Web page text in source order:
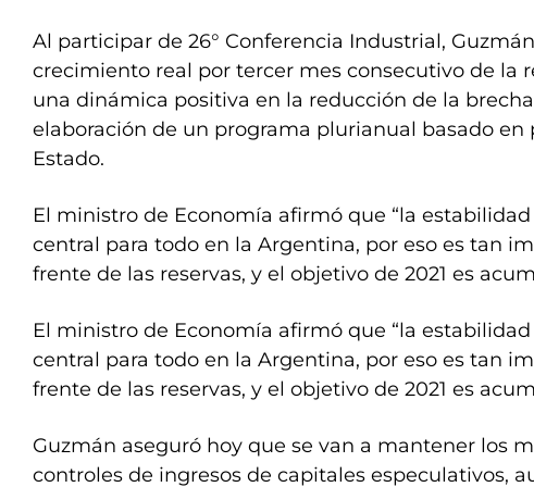
Al participar de 26° Conferencia Industrial,
crecimiento real por tercer mes consecutivo de la
una dinámica positiva en la reducción de la
elaboración de un programa plurianual basado en
Estado.
El ministro de Economía afirmó que “la
central para todo en la Argentina, por eso es tan
frente de las reservas, y el objetivo de 2021 es
El ministro de Economía afirmó que “la
central para todo en la Argentina, por eso es tan
frente de las reservas, y el objetivo de 2021 es
Guzmán aseguró hoy que se van a mantener los
controles de ingresos de capitales especulativos,